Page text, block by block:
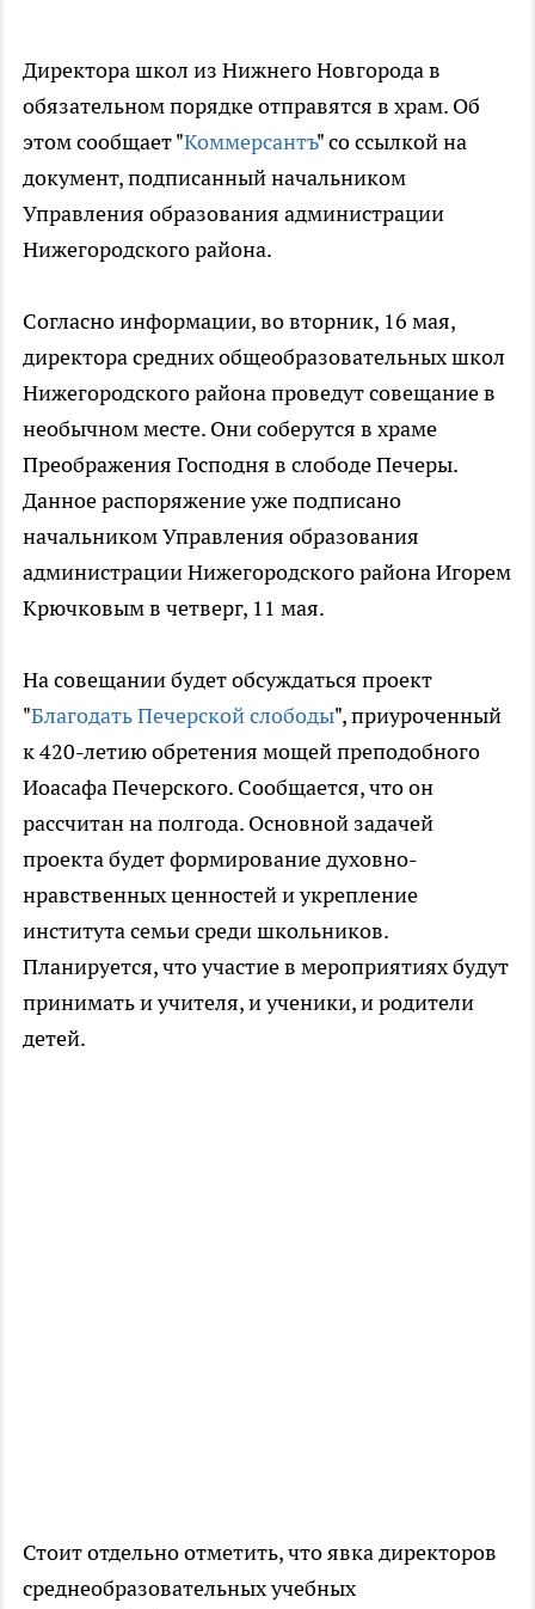
Директора школ из Нижнего Новгорода в
обязательном порядке отправятся в храм. Об
этом сообщает "Коммерсантъ" со ссылкой на
документ, подписанный начальником
Управления образования администрации
Нижегородского района.
Согласно информации, во вторник, 16 мая,
директора средних общеобразовательных школ
Нижегородского района проведут совещание в
необычном месте. Они соберутся в храме
Преображения Господня в слободе Печеры.
Данное распоряжение уже подписано
начальником Управления образования
администрации Нижегородского района Игорем
Крючковым в четверг, 11 мая.
На совещании будет обсуждаться проект
"Благодать Печерской слободы", приуроченный
к 420-летию обретения мощей преподобного
Иоасафа Печерского. Сообщается, что он
рассчитан на полгода. Основной задачей
проекта будет формирование духовно-
нравственных ценностей и укрепление
института семьи среди школьников.
Планируется, что участие в мероприятиях будут
принимать и учителя, и ученики, и родители
детей.
Стоит отдельно отметить, что явка директоров
среднеобразовательных учебных